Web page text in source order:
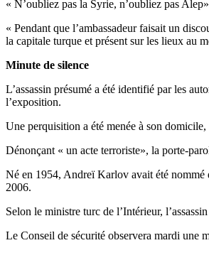
« N’oubliez pas la Syrie, n’oubliez pas
« Pendant que l’ambassadeur faisait un
la capitale turque et présent sur les lieux au
Minute de silence
L’assassin présumé a été identifié par les
l’exposition.
Une perquisition a été menée à son domicile,
Dénonçant « un acte terroriste», la porte-
Né en 1954, Andreï Karlov avait été nommé
2006.
Selon le ministre turc de l’Intérieur,
Le Conseil de sécurité observera mardi une